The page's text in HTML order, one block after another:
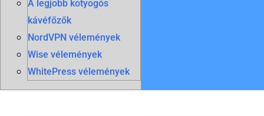
A legjobb kotyogós
kávéfőzők
NordVPN vélemények
Wise vélemények
WhitePress vélemények